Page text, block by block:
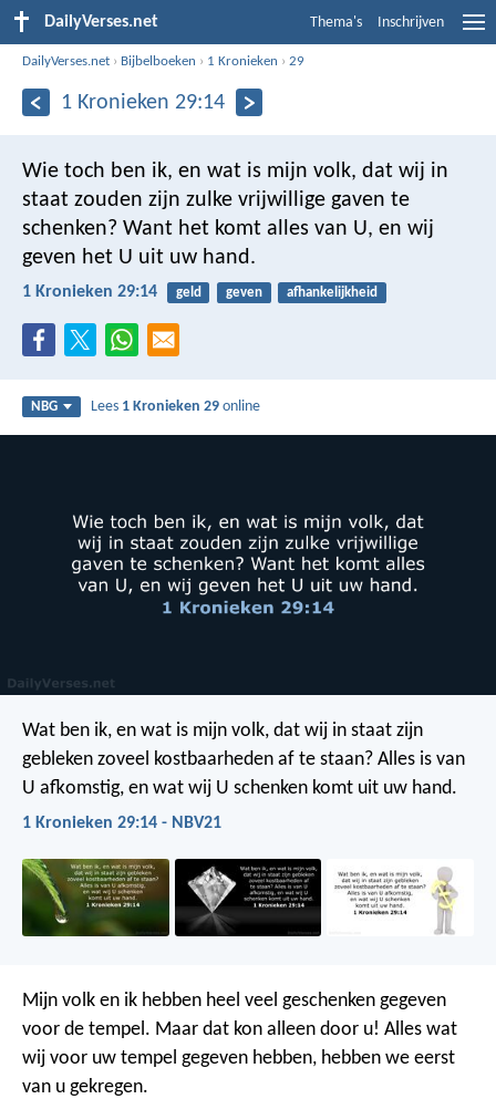
DailyVerses.net Thema's Inschrijven
DailyVerses.net › Bijbelboeken › 1 Kronieken ›29
1 Kronieken 29:14
Wie toch ben ik, en wat is mijn volk, dat wij in
staat zouden zijn zulke vrijwillige gaven te
schenken? Want het komt alles van U, en wij
geven het U uit uw hand.
1 Kronieken 29:14 geld geven afhankelijkheid
NBG Lees 1 Kronieken 29 online
Wat ben ik, en wat is mijn volk, dat wij in staat zijn
gebleken zoveel kostbaarheden af te staan? Alles is van
U afkomstig, en wat wij U schenken komt uit uw hand.
1 Kronieken 29:14 - NBV21
Mijn volk en ik hebben heel veel geschenken gegeven
voor de tempel. Maar dat kon alleen door u! Alles wat
wij voor uw tempel gegeven hebben, hebben we eerst
van u gekregen.